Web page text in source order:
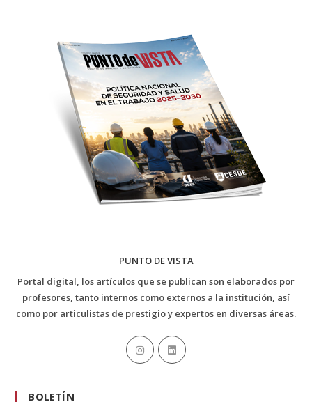
PUNTO DE VISTA
Portal digital, los artículos que se publican son elaborados por
profesores, tanto internos como externos a la institución, así
como por articulistas de prestigio y expertos en diversas áreas.
BOLETÍN